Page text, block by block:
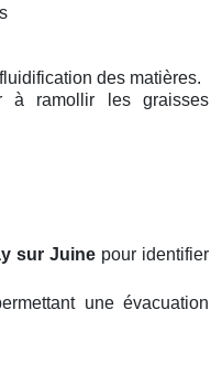
des matières.
à ramollir les graisses
sur Juine pour identifier
une évacuation